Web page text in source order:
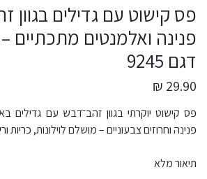
פס קישוט עם גדילים בגוון
דגם 9245
29.90 ₪
פנינה וחרוזים צבעוניים – מושלם לוילונות, כריות
תיאור מלא